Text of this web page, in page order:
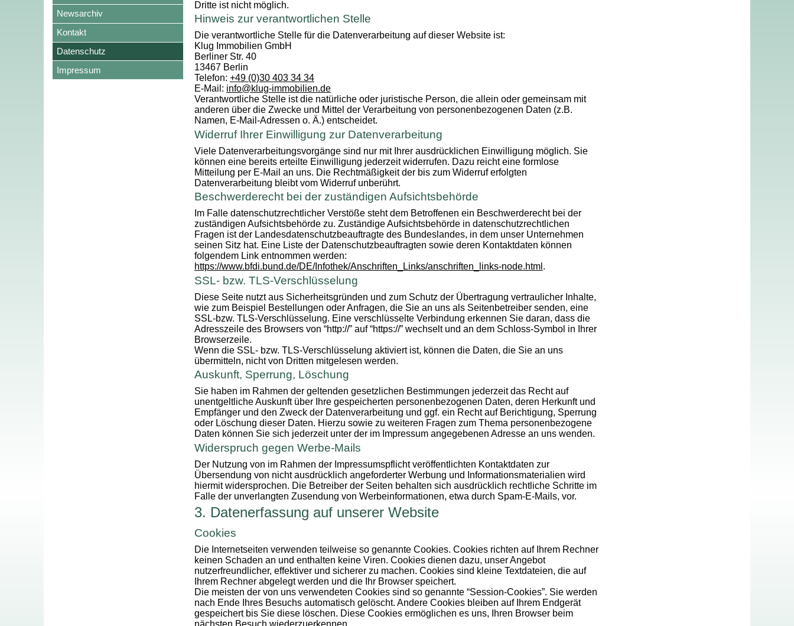
Newsarchiv
Kontakt
Datenschutz
Impressum
Dritte ist nicht möglich.
Hinweis zur verantwortlichen Stelle
Die verantwortliche Stelle für die Datenverarbeitung auf dieser Website ist:
Klug Immobilien GmbH
Berliner Str. 40
13467 Berlin
Telefon: +49 (0)30 403 34 34
E-Mail: info@klug-immobilien.de
Verantwortliche Stelle ist die natürliche oder juristische Person, die allein oder gemeinsam mit
anderen über die Zwecke und Mittel der Verarbeitung von personenbezogenen Daten (z.B.
Namen, E-Mail-Adressen o. Ä.) entscheidet.
Widerruf Ihrer Einwilligung zur Datenverarbeitung
Viele Datenverarbeitungsvorgänge sind nur mit Ihrer ausdrücklichen Einwilligung möglich. Sie
können eine bereits erteilte Einwilligung jederzeit widerrufen. Dazu reicht eine formlose
Mitteilung per E-Mail an uns. Die Rechtmäßigkeit der bis zum Widerruf erfolgten
Datenverarbeitung bleibt vom Widerruf unberührt.
Beschwerderecht bei der zuständigen Aufsichtsbehörde
Im Falle datenschutzrechtlicher Verstöße steht dem Betroffenen ein Beschwerderecht bei der
zuständigen Aufsichtsbehörde zu. Zuständige Aufsichtsbehörde in datenschutzrechtlichen
Fragen ist der Landesdatenschutzbeauftragte des Bundeslandes, in dem unser Unternehmen
seinen Sitz hat. Eine Liste der Datenschutzbeauftragten sowie deren Kontaktdaten können
folgendem Link entnommen werden:
https://www.bfdi.bund.de/DE/Infothek/Anschriften_Links/anschriften_links-node.html .
SSL- bzw. TLS-Verschlüsselung
Diese Seite nutzt aus Sicherheitsgründen und zum Schutz der Übertragung vertraulicher Inhalte,
wie zum Beispiel Bestellungen oder Anfragen, die Sie an uns als Seitenbetreiber senden, eine
SSL-bzw. TLS-Verschlüsselung. Eine verschlüsselte Verbindung erkennen Sie daran, dass die
Adresszeile des Browsers von “http://” auf “https://” wechselt und an dem Schloss-Symbol in Ihrer
Browserzeile.
Wenn die SSL- bzw. TLS-Verschlüsselung aktiviert ist, können die Daten, die Sie an uns
übermitteln, nicht von Dritten mitgelesen werden.
Auskunft, Sperrung, Löschung
Sie haben im Rahmen der geltenden gesetzlichen Bestimmungen jederzeit das Recht auf
unentgeltliche Auskunft über Ihre gespeicherten personenbezogenen Daten, deren Herkunft und
Empfänger und den Zweck der Datenverarbeitung und ggf. ein Recht auf Berichtigung, Sperrung
oder Löschung dieser Daten. Hierzu sowie zu weiteren Fragen zum Thema personenbezogene
Daten können Sie sich jederzeit unter der im Impressum angegebenen Adresse an uns wenden.
Widerspruch gegen Werbe-Mails
Der Nutzung von im Rahmen der Impressumspflicht veröffentlichten Kontaktdaten zur
Übersendung von nicht ausdrücklich angeforderter Werbung und Informationsmaterialien wird
hiermit widersprochen. Die Betreiber der Seiten behalten sich ausdrücklich rechtliche Schritte im
Falle der unverlangten Zusendung von Werbeinformationen, etwa durch Spam-E-Mails, vor.
3. Datenerfassung auf unserer Website
Cookies
Die Internetseiten verwenden teilweise so genannte Cookies. Cookies richten auf Ihrem Rechner
keinen Schaden an und enthalten keine Viren. Cookies dienen dazu, unser Angebot
nutzerfreundlicher, effektiver und sicherer zu machen. Cookies sind kleine Textdateien, die auf
Ihrem Rechner abgelegt werden und die Ihr Browser speichert.
Die meisten der von uns verwendeten Cookies sind so genannte “Session-Cookies”. Sie werden
nach Ende Ihres Besuchs automatisch gelöscht. Andere Cookies bleiben auf Ihrem Endgerät
gespeichert bis Sie diese löschen. Diese Cookies ermöglichen es uns, Ihren Browser beim
nächsten Besuch wiederzuerkennen.